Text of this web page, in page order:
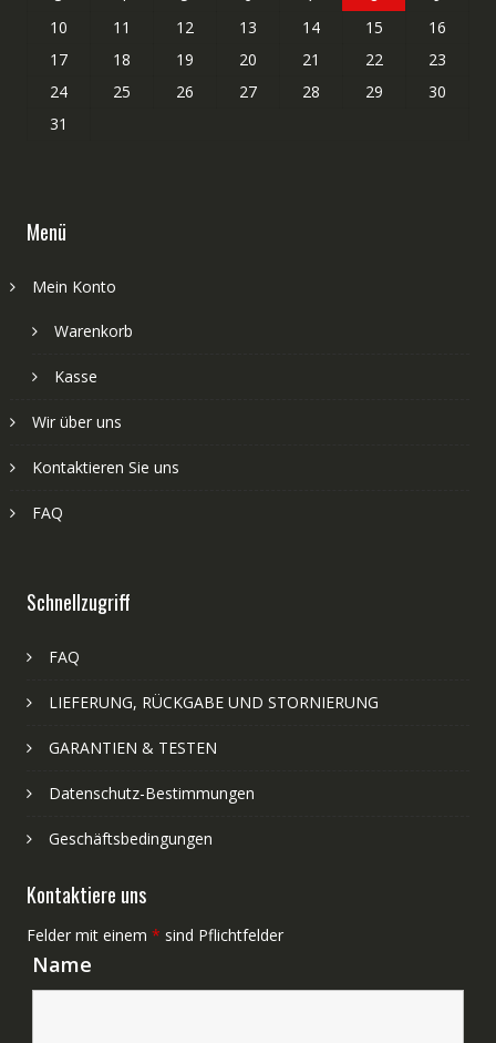
10
11 12 13 14 15
16
17
18 19 20 21 22
23
24
25 26 27 28 29
30
31
Menü
Mein Konto
Warenkorb
Kasse
Wir über uns
Kontaktieren Sie uns
FAQ
Schnellzugriff
FAQ
LIEFERUNG, RÜCKGABE UND STORNIERUNG
GARANTIEN & TESTEN
Datenschutz-Bestimmungen
Geschäftsbedingungen
Kontaktiere uns
Felder mit einem * sind Pflichtfelder
Name